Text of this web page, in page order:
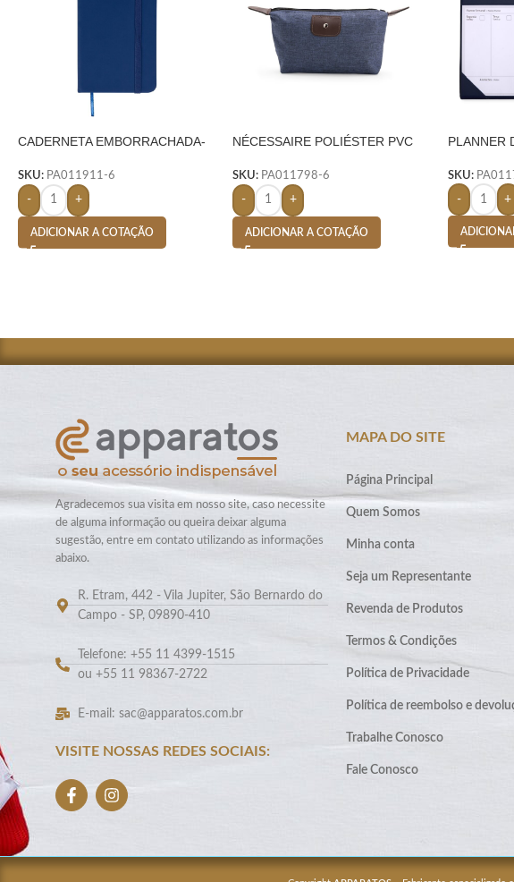
CADERNETA EMBORRACHADA-
SKU: PA011911-6
- +
ADICIONAR A COTAÇÃO
NÉCESSAIRE POLIÉSTER PVC
SKU: PA011798-6
- +
ADICIONAR A COTAÇÃO
PLANNER
SKU:
- +
Agradecemos sua visita em nosso site, caso necessite
de alguma informação ou queira deixar alguma
sugestão, entre em contato utilizando as informações
abaixo.
R. Etram, 442 - Vila Jupiter, São Bernardo do
Campo - SP, 09890-410
Telefone: +55 11 4399-1515
ou +55 11 98367-2722
E-mail: sac@apparatos.com.br
VISITE NOSSAS REDES SOCIAIS:
MAPA DO SITE
Página Principal
Quem Somos
Minha conta
Seja um Representante
Revenda de Produtos
Termos & Condições
Política de Privacidade
Política de reembolso e
Trabalhe Conosco
Fale Conosco